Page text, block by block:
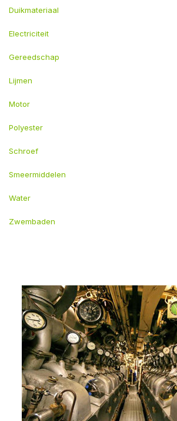
Duikmateriaal
Electriciteit
Gereedschap
Lijmen
Motor
Polyester
Schroef
Smeermiddelen
Water
Zwembaden